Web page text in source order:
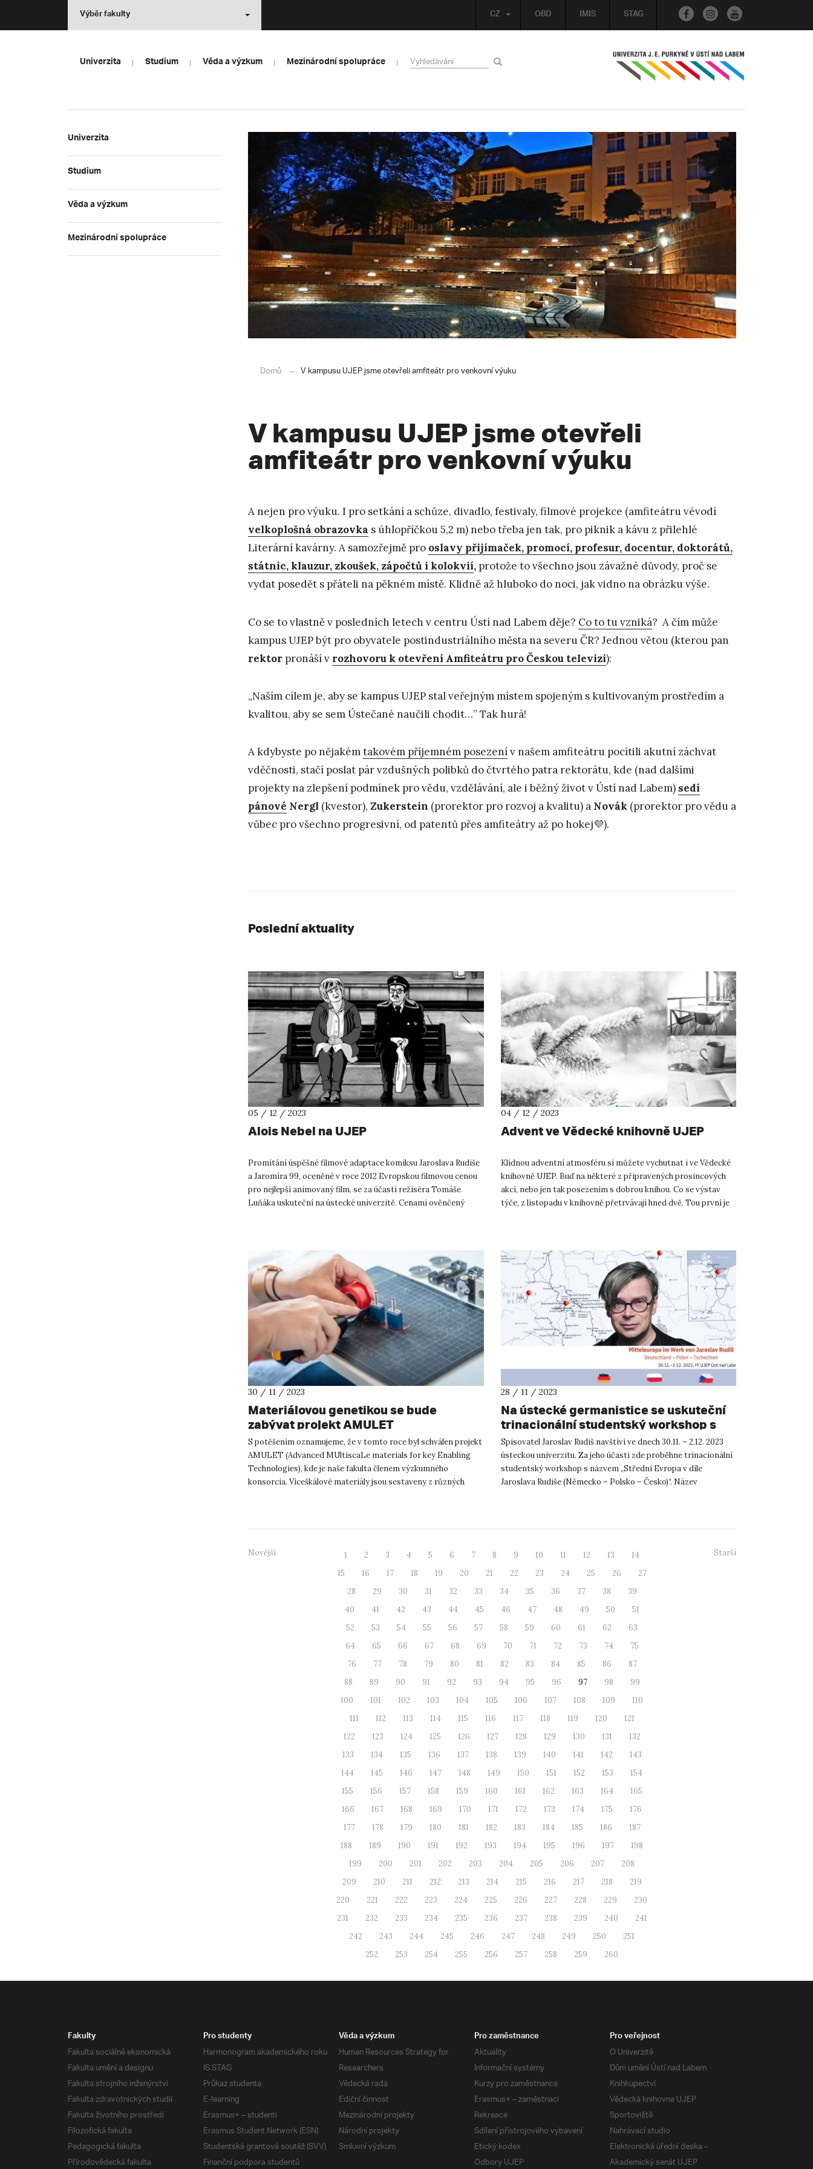
OBD IMIS STAG
CZ
Výběr fakulty
Univerzita Studium Věda a výzkum Mezinárodní spolupráce
Univerzita
Studium
Věda a výzkum
Mezinárodní spolupráce
Domů V kampusu UJEP jsme otevřeli amfiteátr pro venkovní výuku
V kampusu UJEP jsme otevřeli
amfiteátr pro venkovní výuku
A nejen pro výuku. I pro setkání a schůze, divadlo, festivaly, filmové projekce (amfiteátru vévodí
velkoplošná obrazovka s úhlopříčkou 5,2 m) nebo třeba jen tak, pro piknik a kávu z přilehlé
Literární kavárny. A samozřejmě pro oslavy přijímaček, promocí, profesur, docentur, doktorátů,
státnic, klauzur, zkoušek, zápočtů i kolokvií, protože to všechno jsou závažné důvody, proč se
vydat posedět s přáteli na pěkném místě. Klidně až hluboko do noci, jak vidno na obrázku výše.
Co se to vlastně v posledních letech v centru Ústí nad Labem děje? Co to tu vzniká? A čím může
kampus UJEP být pro obyvatele postindustriálního města na severu ČR? Jednou větou (kterou pan
rektor pronáší v rozhovoru k otevření Amfiteátru pro Českou televizi):
„Naším cílem je, aby se kampus UJEP stal veřejným místem spojeným s kultivovaným prostředím a
kvalitou, aby se sem Ústečané naučili chodit…” Tak hurá!
A kdybyste po nějakémtakovém příjemném posezenív našem amfiteátru pocítili akutní záchvat
vděčnosti, stačí poslat pár vzdušných polibků do čtvrtého patra rektorátu, kde (nad dalšími
projekty na zlepšení podmínek pro vědu, vzdělávání, ale i běžný život v Ústí nad Labem) sedí
pánové Nergl (kvestor), Zukerstein (prorektor pro rozvoj a kvalitu) a Novák (prorektor pro vědu a
vůbec pro všechno progresivní, od patentů přes amfiteátry až po hokej💜).
Poslední aktuality
05 / 12 / 2023
Alois Nebel na UJEP
Promítání úspěšné filmové adaptace komiksu Jaroslava Rudiše
a Jaromíra 99, oceněné v roce 2012 Evropskou filmovou cenou
pro nejlepší animovaný film, se za účasti režiséra Tomáše
Luňáka uskuteční na ústecké univerzitě. Cenami ověnčený
04 / 12 / 2023
Advent ve Vědecké knihovně UJEP
Klidnou adventní atmosféru si můžete vychutnat i ve Vědecké
knihovně UJEP. Buď na některé z připravených prosincových
akcí, nebo jen tak posezením s dobrou knihou. Co se výstav
týče, z listopadu v knihovně přetrvávají hned dvě. Tou první je
30 / 11 / 2023
Materiálovou genetikou se bude
zabývat projekt AMULET
S potěšením oznamujeme, že v tomto roce byl schválen projekt
AMULET (Advanced MUltiscaLe materials for key Enabling
Technologies), kde je naše fakulta členem výzkumného
konsorcia. Víceškálové materiály jsou sestaveny z různých
28 / 11 / 2023
Na ústecké germanistice se uskuteční
trinacionální studentský workshop s
autorem Jaroslavem Rudišem
Spisovatel Jaroslav Rudiš navštíví ve dnech 30.11. – 2.12. 2023
ústeckou univerzitu. Za jeho účasti zde proběhne trinacionální
studentský workshop s názvem „Střední Evropa v díle
Jaroslava Rudiše (Německo – Polsko – Česko)“. Název
Novější 1 2 3 4 5 6 7 8 9 10 11 12 13
14
15
16 17 18 19 20 21 22 23 24 25 26
27
28
29 30 31 32 33 34 35 36 37 38
39
40
41 42 43 44 45 46 47 48 49 50
51
52
53 54 55 56 57 58 59 60 61 62
63
64
65 66 67 68 69 70 71 72 73 74
75
76
77 78 79 80 81 82 83 84 85 86
87
88
89 90 91 92 93 94 95 96 97 98
99
100
101 102 103 104 105 106 107 108 109
110
111
112 113 114 115 116 117 118 119 120
121
122
123 124 125 126 127 128 129 130 131
132
133
134 135 136 137 138 139 140 141 142
143
144
145 146 147 148 149 150 151 152 153
154
155
156 157 158 159 160 161 162 163 164
165
166
167 168 169 170 171 172 173 174 175
176
177
178 179 180 181 182 183 184 185 186
187
188
189 190 191 192 193 194 195 196 197
198
199
200 201 202 203 204 205 206 207
208
209
210 211 212 213 214 215 216 217 218
219
220
221 222 223 224 225 226 227 228 229
230
231
232 233 234 235 236 237 238 239 240
241
242
243 244 245 246 247 248 249 250
251
252
253 254 255 256 257 258 259 260
Starší
Fakulty
Fakulta sociálně ekonomická
Fakulta umění a designu
Fakulta strojního inženýrství
Fakulta zdravotnických studií
Fakulta životního prostředí
Filozofická fakulta
Pedagogická fakulta
Přírodovědecká fakulta
Pro studenty
Harmonogram akademického roku
IS STAG
Průkaz studenta
E-learning
Erasmus+ – studenti
Erasmus Student Network (ESN)
Studentská grantová soutěž (SVV)
Finanční podpora studentů
Věda a výzkum
Human Resources Strategy for
Researchers
Vědecká rada
Ediční činnost
Mezinárodní projekty
Národní projekty
Smluvní výzkum
Pro zaměstnance
Aktuality
Informační systémy
Kurzy pro zaměstnance
Erasmus+ – zaměstnaci
Rekreace
Sdílení přístrojového vybavení
Etický kodex
Odbory UJEP
Pro veřejnost
O Univerzitě
Dům umění Ústí nad Labem
Knihkupectví
Vědecká knihovna UJEP
Sportoviště
Nahrávací studio
Elektronická úřední deska –
Akademický senát UJEP